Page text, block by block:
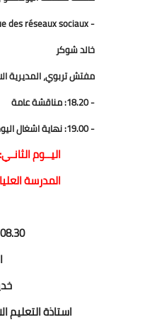
- L’usage pédagogique des réseaux sociaux
خالد شوكر
مفتش تربوي، المديرية
- 18.20: مناقشة عامة
- 19.00: نهاية اشغال اليوم الاول
اليــوم الثانـي:
المدرسة
08.30 فقرة تقاسم
استاذة التعليم